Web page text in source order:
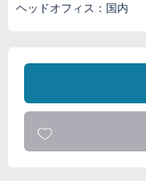
ヘッドオフィス：国内